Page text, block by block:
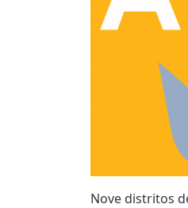
Nove distritos